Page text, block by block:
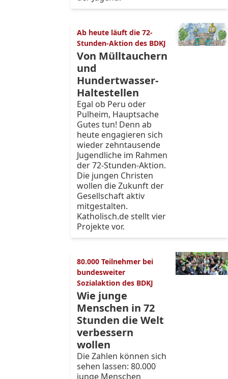
Ab heute läuft die 72-
Stunden-Aktion des BDKJ
Von Mülltauchern
und
Hundertwasser-
Haltestellen
Egal ob Peru oder
Pulheim, Hauptsache
Gutes tun! Denn ab
heute engagieren sich
wieder zehntausende
Jugendliche im Rahmen
der 72-Stunden-Aktion.
Die jungen Christen
wollen die Zukunft der
Gesellschaft aktiv
mitgestalten.
Katholisch.de stellt vier
Projekte vor.
80.000 Teilnehmer bei
bundesweiter
Sozialaktion des BDKJ
Wie junge
Menschen in 72
Stunden die Welt
verbessern
wollen
Die Zahlen können sich
sehen lassen: 80.000
junge Menschen